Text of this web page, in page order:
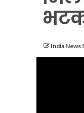
India News